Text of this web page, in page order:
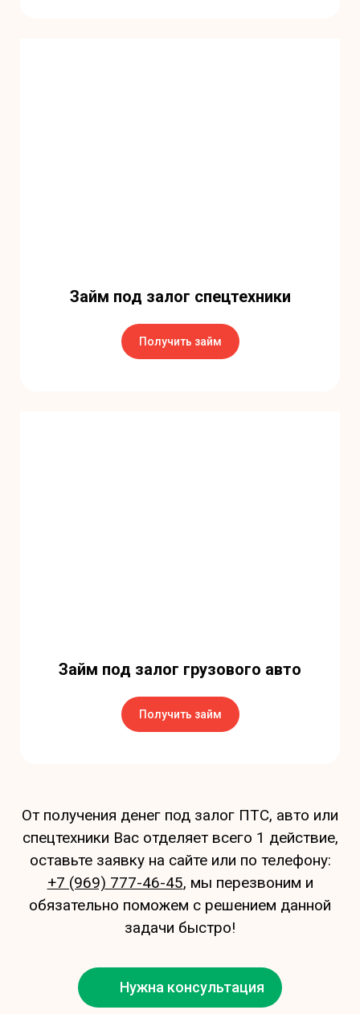
Займ под залог спецтехники
Получить займ
Займ под залог грузового авто
Получить займ
От получения денег под залог ПТС, авто или
спецтехники Вас отделяет всего 1 действие,
оставьте заявку на сайте или по телефону:
+7 (969) 777-46-45, мы перезвоним и
обязательно поможем с решением данной
задачи быстро!
Нужна консультация